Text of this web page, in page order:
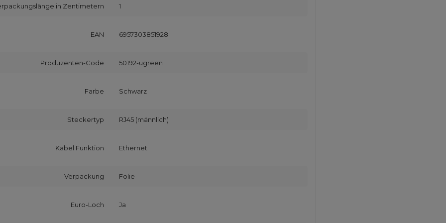
in Zentimetern 1
EAN 6957303851928
Produzenten-Code 50192-ugreen
Farbe Schwarz
Steckertyp RJ45 (männlich)
Kabel Funktion Ethernet
Verpackung Folie
Euro-Loch Ja